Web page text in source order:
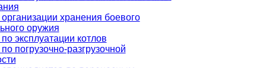
хранения боевого
оружия
эксплуатации котлов
погрузочно-разгрузочной